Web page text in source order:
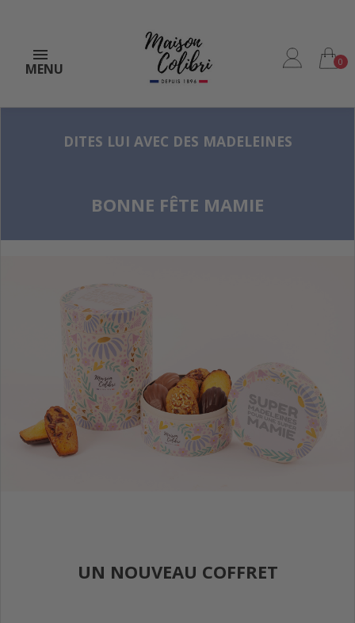
MENU 0
DITES LUI AVEC DES MADELEINES
BONNE FÊTE MAMIE
UN NOUVEAU COFFRET